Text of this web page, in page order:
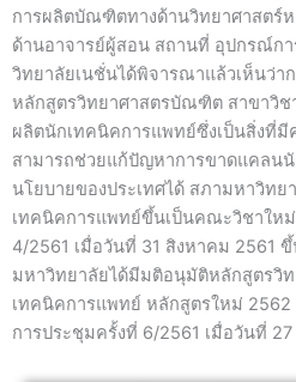
การผลิตบัณฑิตทางด้านวิทยาศาสตร์
ด้านอาจารย์ผู้สอน สถานที่ อุปกรณ์ก
วิทยาลัยเนชั่นได้พิจารณาแล้วเห็นว่า
หลักสูตรวิทยาศาสตรบัณฑิต สาขาวิช
ผลิตนักเทคนิคการแพทย์ซึ่งเป็นสิ่งที่มี
สามารถช่วยแก้ปัญหาการขาดแคลน
นโยบายของประเทศได้ สภามหาวิท
เทคนิคการแพทย์ขึ้นเป็นคณะวิชาให
4/2561 เมื่อวันที่ 31 สิงหาคม 2561
มหาวิทยาลัยได้มีมติอนุมัติหลักสูตรวิ
เทคนิคการแพทย์ หลักสูตรใหม่
การประชุมครั้งที่ 6/2561 เมื่อวันที่